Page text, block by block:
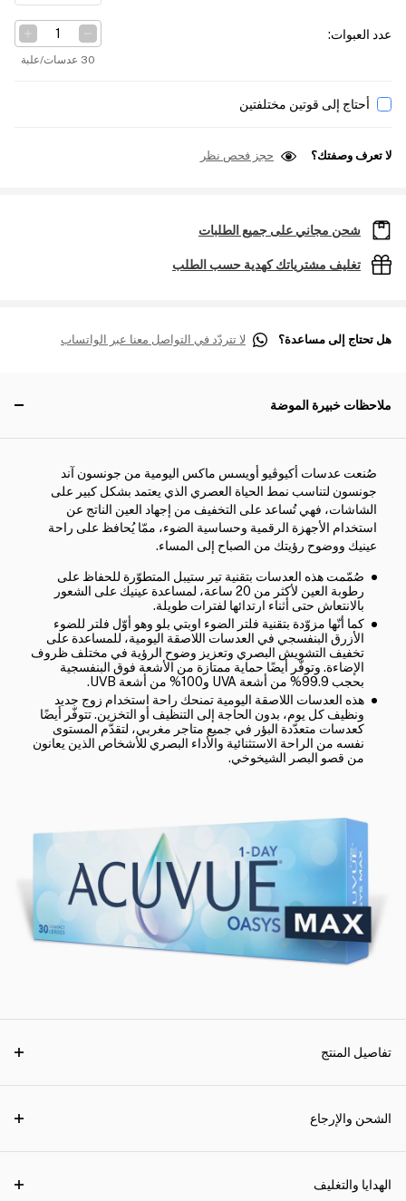
عدد العبوات:
30 عدسات/علبة
أحتاج إلى قوتين مختلفتين
لا تعرف وصفتك؟ حجز فحص نظر
شحن مجاني على جميع الطلبات
تغليف مشترياتك كهدية حسب الطلب
هل تحتاج إلى مساعدة؟ لا تتردّد في التواصل معنا عبر الواتساب
ملاحظات خبيرة الموضة
صُنعت عدسات أكيوڤيو أويسس ماكس اليومية من جونسون آند
جونسون لتناسب نمط الحياة العصري الذي يعتمد بشكل كبير على
الشاشات، فهي تُساعد على التخفيف من إجهاد العين الناتج عن
استخدام الأجهزة الرقمية وحساسية الضوء، ممّا يُحافظ على راحة
عينيك ووضوح رؤيتك من الصباح إلى المساء.
صُمّمت هذه العدسات بتقنية تير ستيبل المتطوّرة للحفاظ على
رطوبة العين لأكثر من 20 ساعة، لمساعدة عينيك على الشعور
بالانتعاش حتى أثناء ارتدائها لفترات طويلة.
كما أنّها مزوّدة بتقنية فلتر الضوء اوبتي بلو وهو أوّل فلتر للضوء
الأزرق البنفسجي في العدسات اللاصقة اليومية، للمساعدة على
تخفيف التشويش البصري وتعزيز وضوح الرؤية في مختلف ظروف
الإضاءة. وتوفّر أيضًا حماية ممتازة من الأشعة فوق البنفسجية
بحجب 99.9% من أشعة UVA و100% من أشعة UVB.
هذه العدسات اللاصقة اليومية تمنحك راحة استخدام زوج جديد
ونظيف كل يوم، بدون الحاجة إلى التنظيف أو التخزين. تتوفّر أيضًا
كعدسات متعدّدة البؤر في جميع متاجر مغربي، لتقدّم المستوى
نفسه من الراحة الاستثنائية والأداء البصري للأشخاص الذين يعانون
من قصو البصر الشيخوخي.
تفاصيل المنتج
الشحن والإرجاع
الهدايا والتغليف